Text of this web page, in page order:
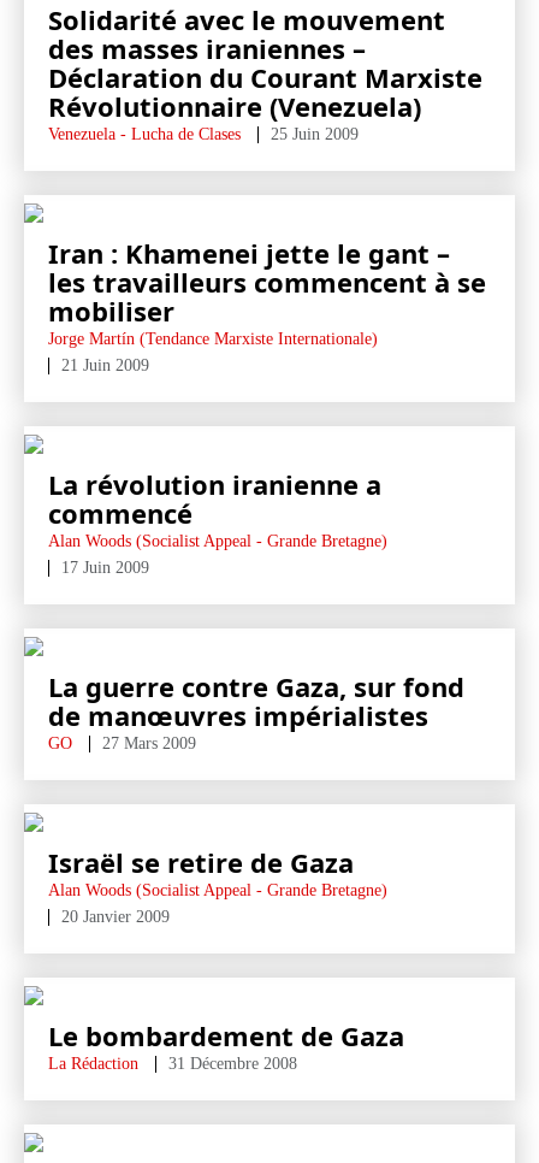
Solidarité avec le mouvement
des masses iraniennes –
Déclaration du Courant Marxiste
Révolutionnaire (Venezuela)
Venezuela - Lucha de Clases 25 Juin 2009
Iran : Khamenei jette le gant –
les travailleurs commencent à se
mobiliser
Jorge Martín (Tendance Marxiste Internationale)
21 Juin 2009
La révolution iranienne a
commencé
Alan Woods (Socialist Appeal - Grande Bretagne)
17 Juin 2009
La guerre contre Gaza, sur fond
de manœuvres impérialistes
GO 27 Mars 2009
Israël se retire de Gaza
Alan Woods (Socialist Appeal - Grande Bretagne)
20 Janvier 2009
Le bombardement de Gaza
La Rédaction 31 Décembre 2008